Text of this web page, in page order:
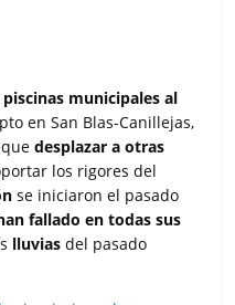
piscinas municipales al
en San Blas-Canillejas,
quedesplazar a otras
los rigores del
se iniciaron el pasado
fallado en todas sus
lluvias del pasado